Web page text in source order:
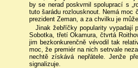
by se nerad poskvrnil spoluprací s
tuto šarádu rozlousknout. Nemá
prezident Zeman, a za chvilku je
Jinak žebříčky popularity vypadají
Sobotka, třetí Okamura, čtvrtá
jim bezkonkurenčně vévodil tak
moc, že premiér na nich setrvale
nechtě získává nepřátele. Jenže
signalizuje.